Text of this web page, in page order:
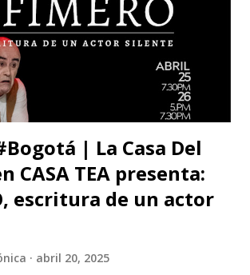
y la Facultad de Estudios
(UNAM, México), además de un comité
con abrir nuevas miradas sobre
| La Casa Del
CASA TEA presenta:
escritura de un actor
abril 20, 2025